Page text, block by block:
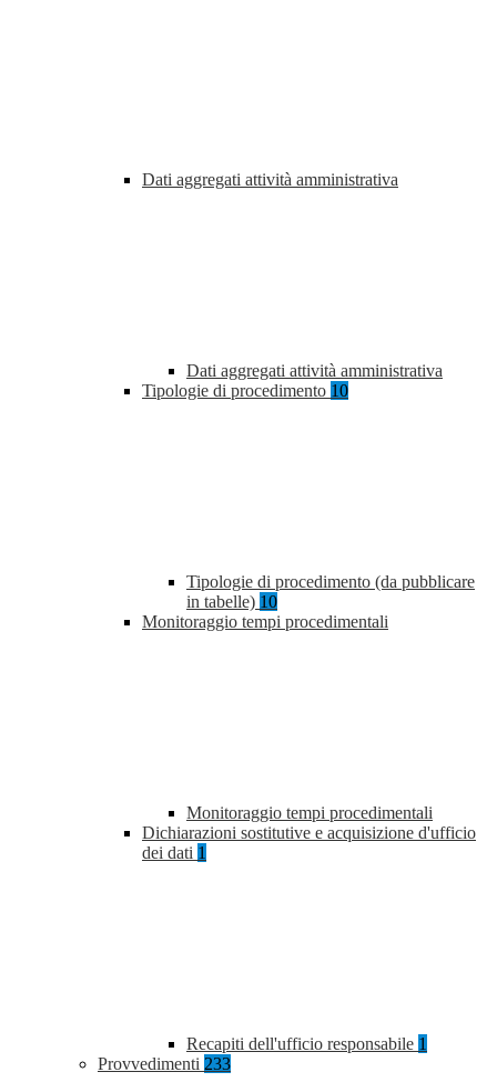
Dati aggregati attività amministrativa
Dati aggregati attività amministrativa
Tipologie di procedimento 10
Tipologie di procedimento (da pubblicare
in tabelle) 10
Monitoraggio tempi procedimentali
Monitoraggio tempi procedimentali
Dichiarazioni sostitutive e acquisizione d'ufficio
dei dati 1
Recapiti dell'ufficio responsabile 1
Provvedimenti 233